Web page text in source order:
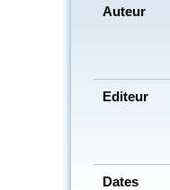
Auteur
Editeur
Dates